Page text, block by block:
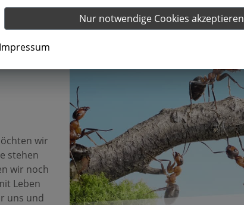
wir
stehen
wir noch
Leben
uns und
Nur notwendige Cookies akzeptieren
Impressum